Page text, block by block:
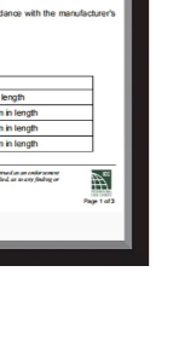
150 millones
un parque
18.000㎡ en
distrito de
"Chongqing
Ltd."
desarrollo,